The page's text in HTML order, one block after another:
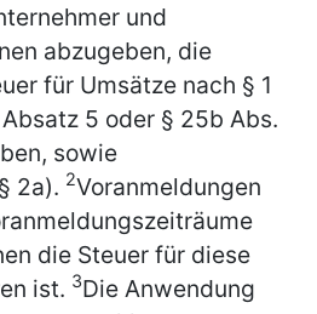
und
abzugeben, die
für Umsätze nach § 1
Absatz 5 oder § 25b Abs.
sowie
2a). 2Voranmeldungen
die Steuer für diese
ist. 3Die Anwendung